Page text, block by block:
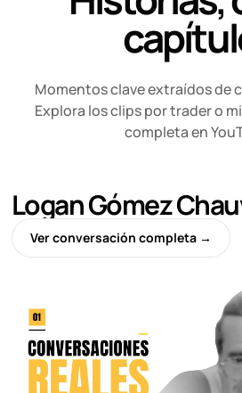
Momentos clave extraídos de
Explora los clips por trader o
completa en
Logan Gómez
Ver conversación completa →